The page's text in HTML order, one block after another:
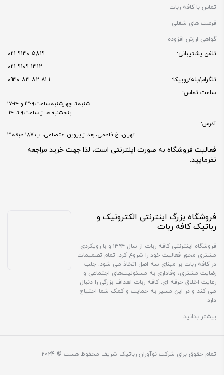
تماس با کافه ربات
فرصت های شغلی
گواهی ارزش افزوده
تلفن پشتیبانی:
5819 9130 021
1312 9109 021
تلگرام/بله/روبیکا:
۱ ۸۱ ۸۲ ۸۳ ۰۹۳۰
ساعت تماس:
شنبه تا چهارشنبه ساعت ۹-۱۳ و ۱۴-۱۷
پنجشنبه ها از ساعت ۹ تا ۱۴
آدرس:
تهران، خ فاطمی، بعد از پروین اعتصامی، پ 187 طبقه 3
فعالیت فروشگاه به صورت اینترنتی است، لذا جهت خرید مراجعه
نفرمایید.
فروشگاه بزرگ اینترنتی الکترونیک و
رباتیک کافه ربات
فروشگاه اینترنتی کافه ربات از سال ۱۳۹۴ و با رویکردی
مشتری محور فعالیت خود را شروع کرد. تمام تصمیمات
در کافه ربات بر مبنای سه اصل اتخاذ می شود: جلب
رضایت مشتری، وفاداری به مسئولیت‌های اجتماعی و
رعایت اخلاق حرفه ای. کافه ربات اهداف بزرگی را دنبال
می کند و در این مسیر به حمایت و کمک شما احتیاج
دارد
بیشتر بدانید
تمام حقوق برای شرکت نوآوران رباتیک شریف محفوظ هست © 2024